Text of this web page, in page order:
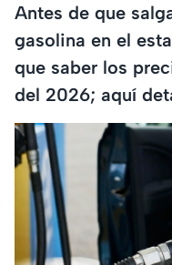
Antes de que
gasolina en el
que saber los
del 2026; aquí